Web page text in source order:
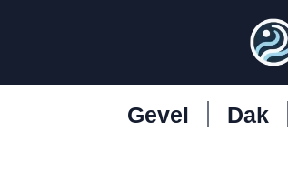
Gevel Dak